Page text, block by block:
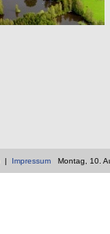
| Impressum Montag, 10.